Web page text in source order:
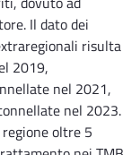
Il dato dei
risulta
2019,
nel 2021,
nel 2023.
oltre 5